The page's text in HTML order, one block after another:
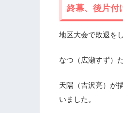
終幕、後片付
地区大会で敗退を
なつ（広瀬すず）
天陽（吉沢亮）が
いました。